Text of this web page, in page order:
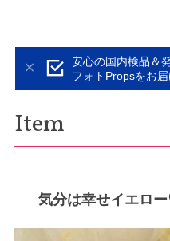
安心の国内検品＆
フォトPropsをお届
Item
気分は幸せイエロ